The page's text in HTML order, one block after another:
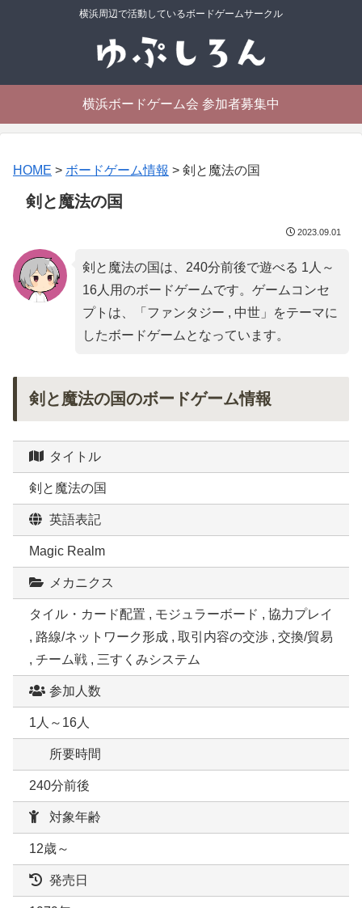
横浜周辺で活動しているボードゲームサークル
横浜ボードゲーム会 参加者募集中
HOME > ボードゲーム情報 > 剣と魔法の国
剣と魔法の国
2023.09.01
剣と魔法の国は、240分前後で遊べる 1人～
16人用のボードゲームです。ゲームコンセ
プトは、「 ファンタジー , 中世」をテーマに
したボードゲームとなっています。
剣と魔法の国のボードゲーム情報
タイトル
剣と魔法の国
英語表記
Magic Realm
メカニクス
タイル・カード配置 , モジュラーボード , 協力プレイ
, 路線/ネットワーク形成 , 取引内容の交渉 , 交換/貿易
, チーム戦 , 三すくみシステム
参加人数
1人～16人
所要時間
240分前後
対象年齢
12歳～
発売日